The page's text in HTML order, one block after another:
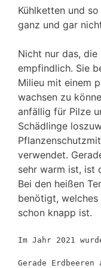
Kühlketten und
ganz und gar
Nicht nur das,
empfindlich. Sie
Milieu mit einem
wachsen zu
anfällig für Pilze
Schädlinge
verwendet.
sehr warm ist, ist
Bei den heißen
benötigt, welches
schon knapp ist.
Im Jahr 2021
Gerade